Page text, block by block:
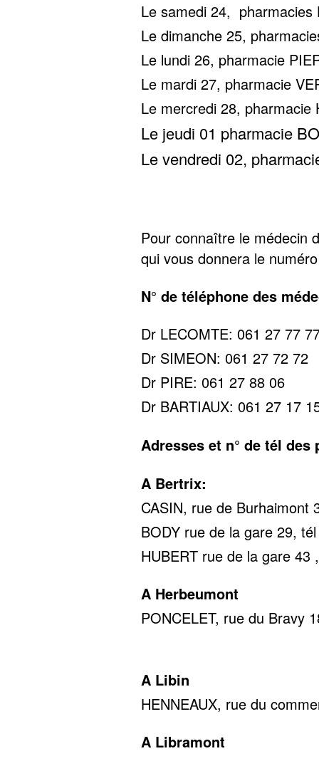
Le samedi 24, pharmacies
Le dimanche 25,
Le lundi 26, pharmacie
Le mardi 27, pharmacie
Le mercredi 28, pharmacie
Le jeudi 01 pharmacie
Le vendredi 02,
Pour connaître le médecin
qui vous donnera le
N° de téléphone des
Dr LECOMTE: 061 27 77
Dr SIMEON: 061 27 72 72
Dr PIRE: 061 27 88 06
Dr BARTIAUX: 061 27 17
Adresses et n° de tél des
A Bertrix:
CASIN, rue de Burhaimont
BODY rue de la gare 29,
HUBERT rue de la gare 43
A Herbeumont
PONCELET, rue du Bravy
A Libin
HENNEAUX, rue du
A Libramont